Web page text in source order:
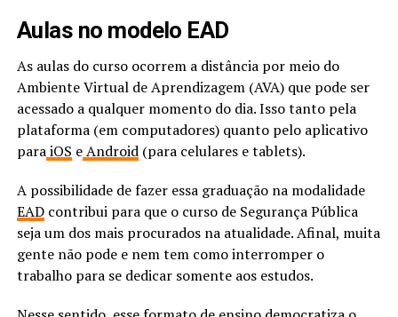
Aulas no modelo EAD
As aulas do curso ocorrem a distância por meio do
Ambiente Virtual de Aprendizagem (AVA) que pode ser
acessado a qualquer momento do dia. Isso tanto pela
plataforma (em computadores) quanto pelo aplicativo
paraiOS eAndroid(para celulares e tablets).
A possibilidade de fazer essa graduação na modalidade
EADcontribui para que o curso de Segurança Pública
seja um dos mais procurados na atualidade. Afinal, muita
gente não pode e nem tem como interromper o
trabalho para se dedicar somente aos estudos.